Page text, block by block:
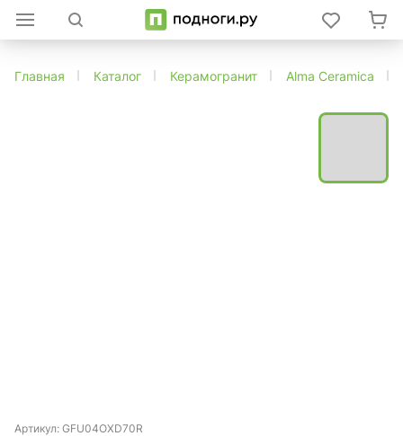
Главная Каталог Керамогранит Alma Ceramica
Артикул: GFU04OXD70R